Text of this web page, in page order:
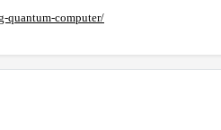
quantum-computer/